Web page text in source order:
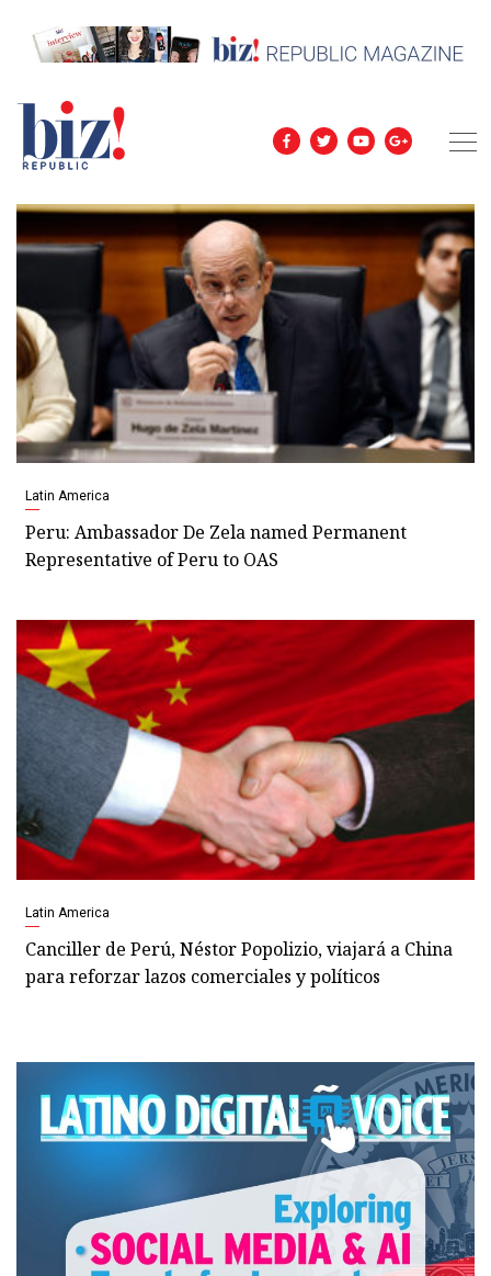
Latin America
Peru: Ambassador De Zela named Permanent
Representative of Peru to OAS
Latin America
Canciller de Perú, Néstor Popolizio, viajará a China
para reforzar lazos comerciales y políticos